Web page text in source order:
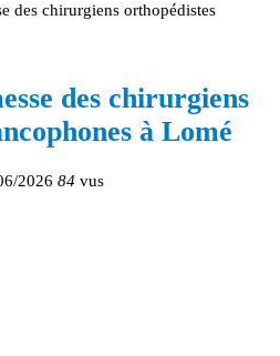
des chirurgiens orthopédistes
des chirurgiens
à Lomé
2026 84 vus